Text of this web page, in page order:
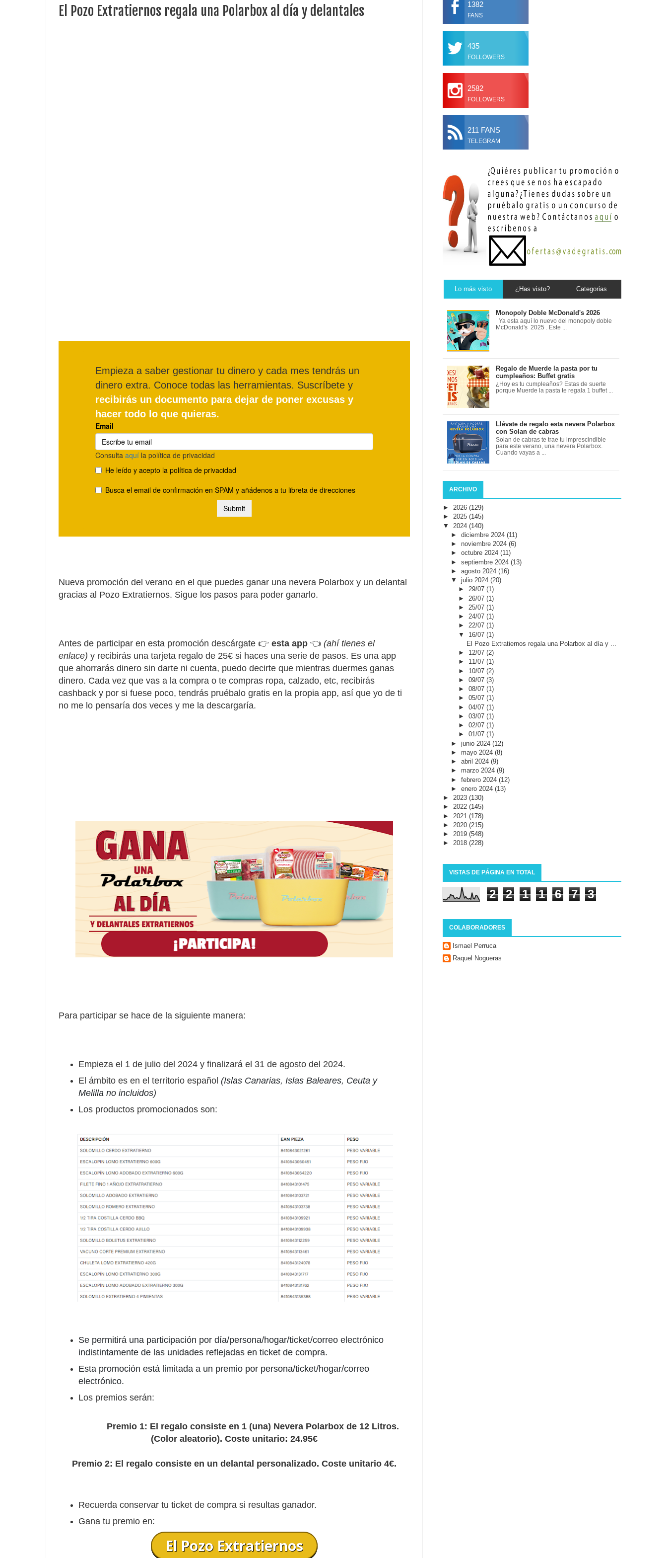
El Pozo Extratiernos regala una Polarbox al día y delantales
Nueva promoción del verano en el que puedes ganar una nevera Polarbox y un delantal
gracias al Pozo Extratiernos. Sigue los pasos para poder ganarlo.
Antes de participar en esta promoción descárgate 👉 esta app 👈 (ahí tienes el
enlace) y recibirás una tarjeta regalo de 25€ si haces una serie de pasos. Es una app
que ahorrarás dinero sin darte ni cuenta, puedo decirte que mientras duermes ganas
dinero. Cada vez que vas a la compra o te compras ropa, calzado, etc, recibirás
cashback y por si fuese poco, tendrás pruébalo gratis en la propia app, así que yo de ti
no me lo pensaría dos veces y me la descargaría.
Para participar se hace de la siguiente manera:
Empieza el 1 de julio del 2024 y finalizará el 31 de agosto del 2024.
El ámbito es en el territorio español (Islas Canarias, Islas Baleares, Ceuta y
Melilla no incluidos)
Los productos promocionados son:
Se permitirá una participación por día/persona/hogar/ticket/correo electrónico
indistintamente de las unidades reflejadas en ticket de compra.
Esta promoción está limitada a un premio por persona/ticket/hogar/correo
electrónico.
Los premios serán:
Premio 1: El regalo consiste en 1 (una) Nevera Polarbox de 12 Litros.
(Color aleatorio). Coste unitario: 24.95€
Premio 2: El regalo consiste en un delantal personalizado. Coste unitario 4€.
Recuerda conservar tu ticket de compra si resultas ganador.
Gana tu premio en:
El Pozo Extratiernos
1382
FANS
435
FOLLOWERS
2582
FOLLOWERS
211 FANS
TELEGRAM
Lo más visto ¿Has visto? Categorias
Monopoly Doble McDonald's 2026
Ya esta aquí lo nuevo del monopoly doble
McDonald's 2025 . Este ...
Regalo de Muerde la pasta por tu
cumpleaños: Buffet gratis
¿Hoy es tu cumpleaños? Estas de suerte
porque Muerde la pasta te regala 1 buffet ...
Llévate de regalo esta nevera Polarbox
con Solan de cabras
Solan de cabras te trae tu imprescindible
para este verano, una nevera Polarbox.
Cuando vayas a ...
ARCHIVO
► 2026 (129)
► 2025 (145)
▼ 2024 (140)
► diciembre 2024 (11)
► noviembre 2024 (6)
► octubre 2024 (11)
► septiembre 2024 (13)
► agosto 2024 (16)
▼ julio 2024 (20)
►29/07(1)
► 26/07(1)
► 25/07(1)
►24/07(1)
►22/07(1)
▼ 16/07(1)
El Pozo Extratiernos regala una Polarbox al día y ...
► 12/07(2)
► 11/07(1)
► 10/07(2)
►09/07(3)
►08/07(1)
►05/07(1)
►04/07(1)
►03/07(1)
►02/07(1)
►01/07(1)
► junio 2024 (12)
► mayo 2024 (8)
► abril 2024 (9)
► marzo 2024 (9)
► febrero 2024 (12)
► enero 2024 (13)
► 2023 (130)
► 2022 (145)
► 2021 (178)
► 2020 (215)
► 2019 (548)
► 2018 (228)
VISTAS DE PÁGINA EN TOTAL
2 2 1 1 6 7 3
COLABORADORES
Ismael Perruca
Raquel Nogueras